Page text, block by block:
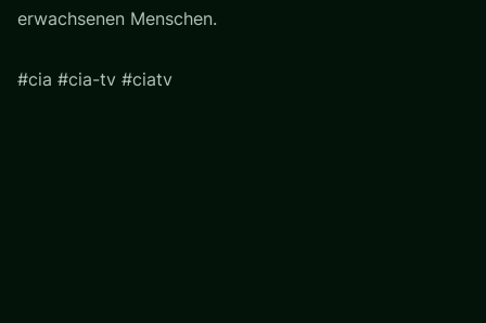
erwachsenen Menschen.
#cia #cia-tv #ciatv